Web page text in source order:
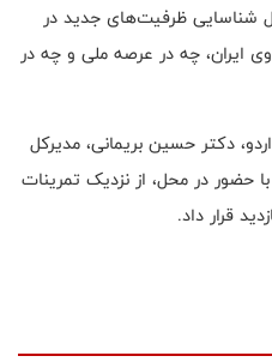
شناسایی ظرفیت‌های جدید در
ایران، چه در عرصه ملی و چه در
دکتر حسین بریمانی، مدیرکل
حضور در محل، از نزدیک تمرینات
قرار داد.